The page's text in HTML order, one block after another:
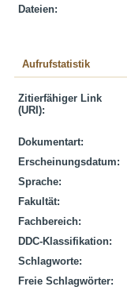
Dateien:
Aufrufstatistik
Zitierfähiger Link
(URI):
Dokumentart:
Erscheinungsdatum:
Sprache:
Fakultät:
Fachbereich:
DDC-Klassifikation:
Schlagworte:
Freie Schlagwörter: